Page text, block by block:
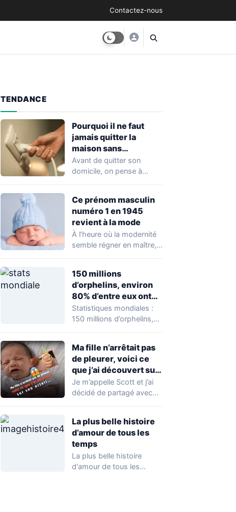
Contactez-nous
TENDANCE
Pourquoi il ne faut
jamais quitter la
maison sans
débrancher cet
appareil, selon les
Avant de quitter son
domicile, on pense à
Ce prénom masculin
numéro 1 en 1945
revient à la mode
À l’heure où la modernité
semble régner en maître,
150 millions
d’orphelins, environ
80% d’entre eux ont
des parents encore en
vie.
Statistiques mondiales :
150 millions d’orphelins,
Ma fille n’arrêtait pas
de pleurer, voici ce
que j’ai découvert sur
son orteil…
Je m’appelle Scott et j’ai
décidé de partagé avec
La plus belle histoire
d’amour de tous les
temps
La plus belle histoire
d'amour de tous les